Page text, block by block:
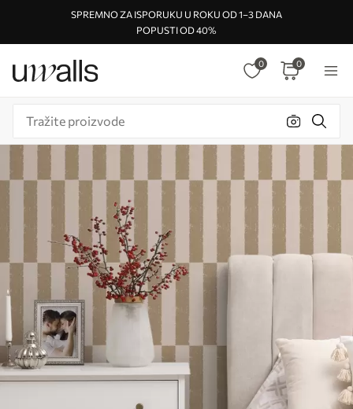
SPREMNO ZA ISPORUKU U ROKU OD 1–3 DANA
POPUSTI OD 40%
0 0